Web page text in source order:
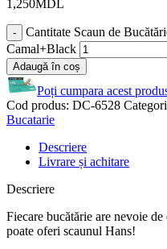
1,250MDL
Cantitate Scaun de
Camal+Black
Adaugă în coș
Poți cumpara acest
Cod produs: DC-6528
Bucatarie
Descriere
Livrare și achitare
Descriere
Fiecare bucătărie are nevoie
poate oferi scaunul Hans!